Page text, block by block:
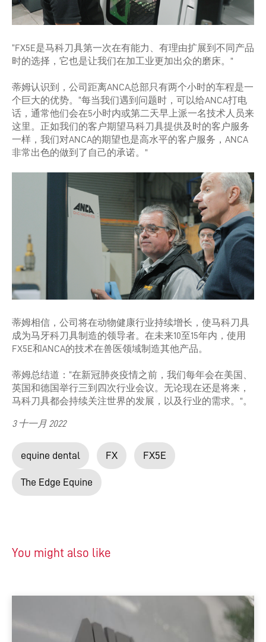
“FX5E是马科刀具第一次在有能力、有理由扩展到不同产品
时的选择，它也是让我们在加工业更加出众的磨床。”
蒂姆认识到，公司距离ANCA总部只有两个小时的车程是一
个巨大的优势。“每当我们遇到问题时，可以给ANCA打电
话，通常他们会在5小时内或第二天早上派一名技术人员来
这里。正如我们的客户期望马科刀具提供及时的客户服务
一样，我们对ANCA的期望也是高水平的客户服务，ANCA
非常出色的做到了自己的承诺。”
蒂姆相信，公司将在动物健康行业持续增长，使马科刀具
成为马牙科刀具制造的领导者。在未来10至15年内，使用
FX5E和ANCA的技术在兽医领域制造其他产品。
蒂姆总结道：“在新冠肺炎疫情之前，我们每年会在美国、
英国和德国举行三到四次行业会议。无论现在还是将来，
马科刀具都会持续关注世界的发展，以及行业的需求。”。
3 十一月 2022
equine dental FX FX5E
The Edge Equine
You might also like